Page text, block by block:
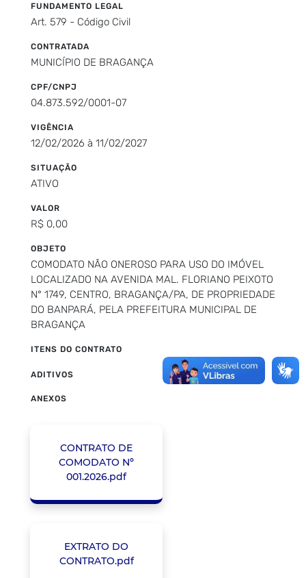
FUNDAMENTO LEGAL
Art. 579 - Código Civil
CONTRATADA
MUNICÍPIO DE BRAGANÇA
CPF/CNPJ
04.873.592/0001-07
VIGÊNCIA
12/02/2026 à 11/02/2027
SITUAÇÃO
ATIVO
VALOR
R$ 0,00
OBJETO
COMODATO NÃO ONEROSO PARA USO DO IMÓVEL
LOCALIZADO NA AVENIDA MAL. FLORIANO PEIXOTO
N° 1749, CENTRO, BRAGANÇA/PA, DE PROPRIEDADE
DO BANPARÁ, PELA PREFEITURA MUNICIPAL DE
BRAGANÇA
ITENS DO CONTRATO
ADITIVOS
ANEXOS
CONTRATO DE
COMODATO Nº
001.2026.pdf
EXTRATO DO
CONTRATO.pdf